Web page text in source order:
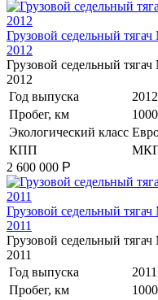
​Грузовой седельный
2012
​Грузовой седельный
2012
Год выпуска
2012
Пробег, км
Экологический класс
КПП
2 600 000 Р
​Грузовой седельный
2011
​Грузовой седельный
2011
Год выпуска
2011
Пробег, км